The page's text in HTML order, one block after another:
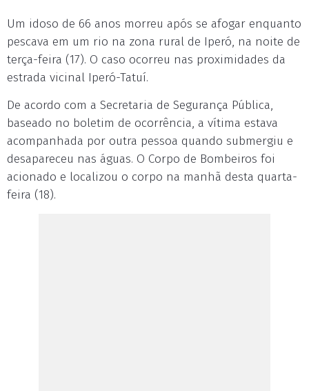
Um idoso de 66 anos morreu após se afogar enquanto
pescava em um rio na zona rural de Iperó, na noite de
terça-feira (17). O caso ocorreu nas proximidades da
estrada vicinal Iperó-Tatuí.
De acordo com a Secretaria de Segurança Pública,
baseado no boletim de ocorrência, a vítima estava
acompanhada por outra pessoa quando submergiu e
desapareceu nas águas. O Corpo de Bombeiros foi
acionado e localizou o corpo na manhã desta quarta-
feira (18).